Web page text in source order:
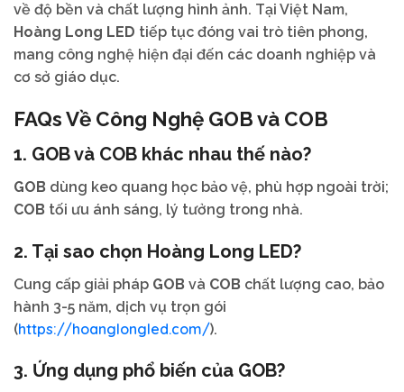
về độ bền và chất lượng hình ảnh. Tại Việt Nam,
Hoàng Long LED tiếp tục đóng vai trò tiên phong,
mang công nghệ hiện đại đến các doanh nghiệp và
cơ sở giáo dục.
FAQs Về Công Nghệ GOBvà COB
1. GOBvà COB khác nhau thế nào?
GOB dùng keo quang học bảo vệ, phù hợp ngoài trời;
COB tối ưu ánh sáng, lý tưởng trong nhà.
2. Tại sao chọn Hoàng Long LED?
Cung cấp giải pháp GOB và COB chất lượng cao, bảo
hành 3-5 năm, dịch vụ trọn gói
(https://hoanglongled.com/).
3. Ứng dụng phổ biến của GOB?